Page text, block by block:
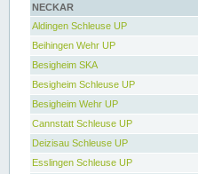
NECKAR
Aldingen Schleuse UP
Beihingen Wehr UP
Besigheim SKA
Besigheim Schleuse UP
Besigheim Wehr UP
Cannstatt Schleuse UP
Deizisau Schleuse UP
Esslingen Schleuse UP